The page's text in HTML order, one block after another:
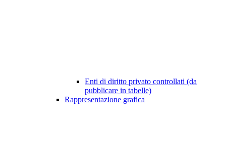
Enti di diritto privato controllati (da
pubblicare in tabelle)
Rappresentazione grafica